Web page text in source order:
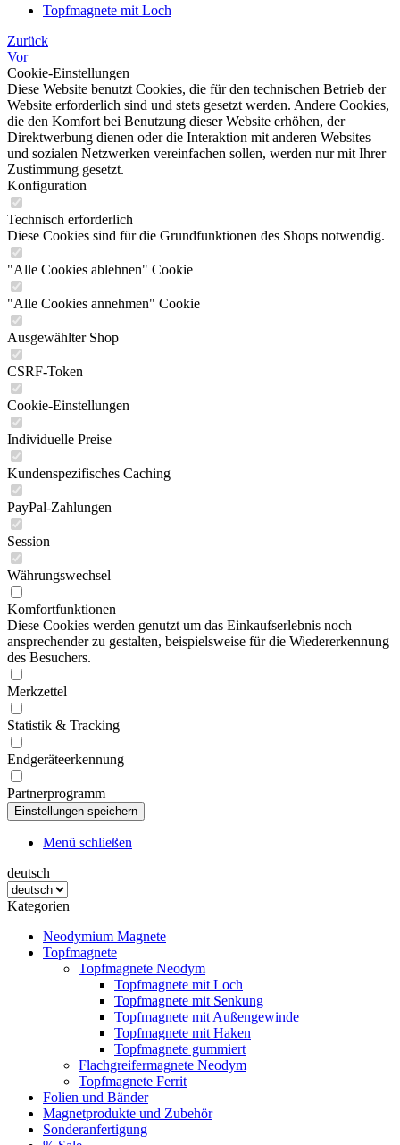
Topfmagnete mit Loch
Zurück
Vor
Cookie-Einstellungen
Diese Website benutzt Cookies, die für den technischen Betrieb der
Website erforderlich sind und stets gesetzt werden. Andere Cookies,
die den Komfort bei Benutzung dieser Website erhöhen, der
Direktwerbung dienen oder die Interaktion mit anderen Websites
und sozialen Netzwerken vereinfachen sollen, werden nur mit Ihrer
Zustimmung gesetzt.
Konfiguration
Technisch erforderlich
Diese Cookies sind für die Grundfunktionen des Shops notwendig.
"Alle Cookies ablehnen" Cookie
"Alle Cookies annehmen" Cookie
Ausgewählter Shop
CSRF-Token
Cookie-Einstellungen
Individuelle Preise
Kundenspezifisches Caching
PayPal-Zahlungen
Session
Währungswechsel
Komfortfunktionen
Diese Cookies werden genutzt um das Einkaufserlebnis noch
ansprechender zu gestalten, beispielsweise für die Wiedererkennung
des Besuchers.
Merkzettel
Statistik & Tracking
Endgeräteerkennung
Partnerprogramm
Menü schließen
deutsch
Kategorien
Neodymium Magnete
Topfmagnete
Topfmagnete Neodym
Topfmagnete mit Loch
Topfmagnete mit Senkung
Topfmagnete mit Außengewinde
Topfmagnete mit Haken
Topfmagnete gummiert
Flachgreifermagnete Neodym
Topfmagnete Ferrit
Folien und Bänder
Magnetprodukte und Zubehör
Sonderanfertigung